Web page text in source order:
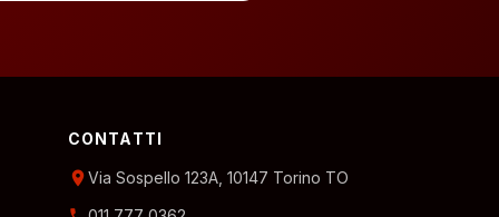
CONTATTI
location_onVia Sospello 123A, 10147 Torino TO